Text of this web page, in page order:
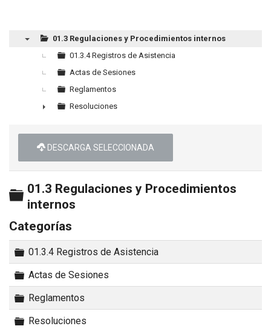
01.3 Regulaciones y Procedimientos internos
01.3.4 Registros de Asistencia
Actas de Sesiones
Reglamentos
Resoluciones
DESCARGA SELECCIONADA
Carpeta
01.3 Regulaciones y Procedimientos
internos
Categorías
Carpeta
01.3.4 Registros de Asistencia
Carpeta
Actas de Sesiones
Carpeta
Reglamentos
Carpeta
Resoluciones